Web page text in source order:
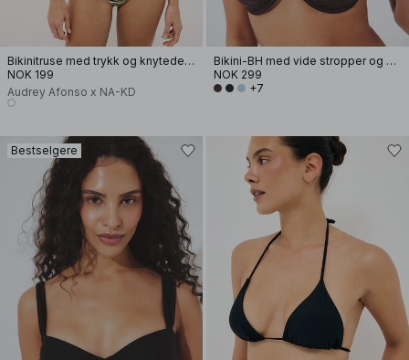
Bikinitruse med trykk og knytedetaljer
NOK 199
Audrey Afonso x NA-KD
Bikini-BH med vide stropper og drapering
NOK 299
+7
Bestselgere